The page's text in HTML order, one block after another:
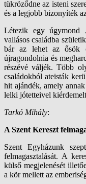
tükröződne az isteni
és a legjobb bizonyíték
Létezik egy úgymond
vallásos családba
bár az lehet az ősök
újragondolnia és
részévé váljék. Több
családokból ateisták
hit ajándék, amely
lelki jótetteivel
Tarkó Mihály:
A Szent Kereszt
Szent Egyházunk
felmagasztalását. A
külső megjelenését
a kör mellett az